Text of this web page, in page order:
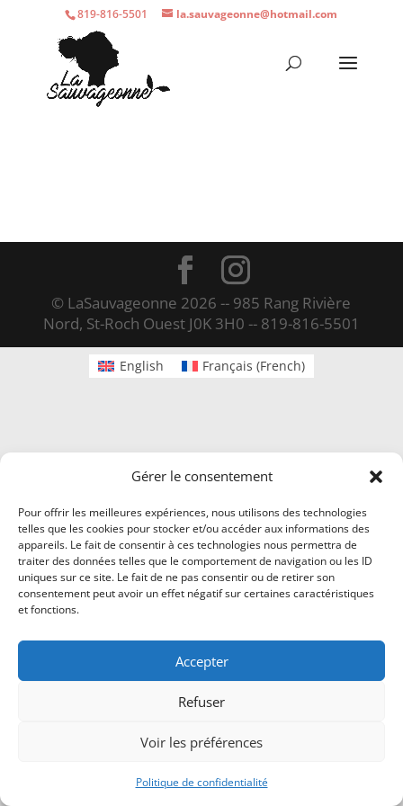
Gérer le consentement
Pour offrir les meilleures expériences, nous utilisons des technologies
telles que les cookies pour stocker et/ou accéder aux informations des
appareils. Le fait de consentir à ces technologies nous permettra de
traiter des données telles que le comportement de navigation ou les ID
uniques sur ce site. Le fait de ne pas consentir ou de retirer son
consentement peut avoir un effet négatif sur certaines caractéristiques
et fonctions.
Accepter
Refuser
Voir les préférences
Politique de confidentialité
819-816-5501 la.sauvageonne@hotmail.com
© LaSauvageonne 2026 -- 985 Rang Rivière
Nord, St-Roch Ouest J0K 3H0 -- 819-816-5501
English Français (French)